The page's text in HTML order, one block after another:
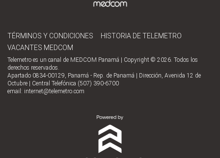
TÉRMINOS Y CONDICIONES
HISTORIA DE TELEMETRO
VACANTES MEDCOM
Telemetro es un canal de MEDCOM Panamá | Copyright © 2026. Todos los
derechos reservados.
Apartado 0834-00129, Panamá - Rep. de Panamá | Dirección, Avenida 12 de
Octubre | Central Telefónica (507) 390-6700
email: internet@telemetro.com